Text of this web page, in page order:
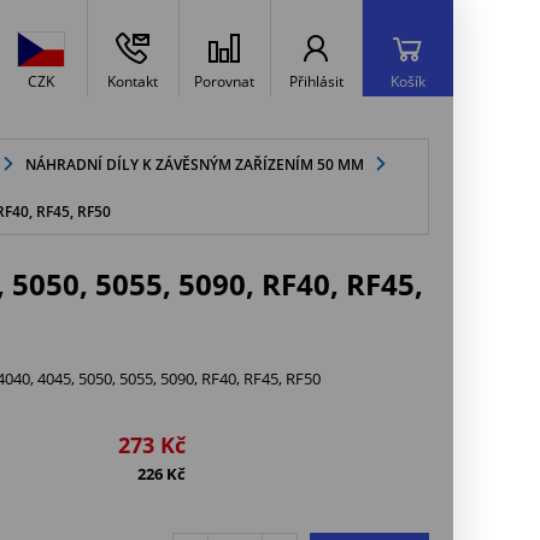
CZK Kontakt Porovnat Přihlásit Košík
NÁHRADNÍ DÍLY K ZÁVĚSNÝM ZAŘÍZENÍM 50 MM
RF45, RF50
5055, 5090, RF40, RF45,
4045, 5050, 5055, 5090, RF40, RF45, RF50
273 Kč
226 Kč